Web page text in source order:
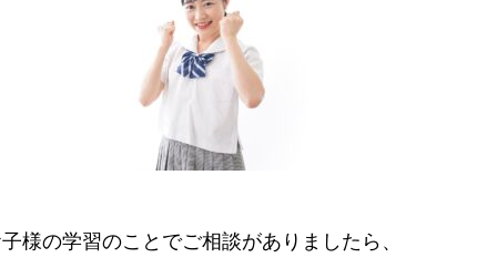
様の学習のことでご相談がありましたら、